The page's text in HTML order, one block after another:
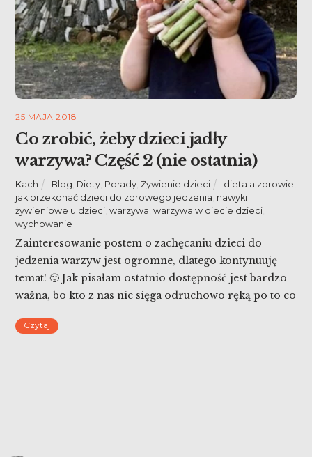
25 MAJA 2018
Co zrobić, żeby dzieci jadły
warzywa? Część 2 (nie ostatnia)
Kach Blog Diety Porady ,Żywienie dzieci dieta a zdrowie
jak przekonać dzieci do zdrowego jedzenia nawyki
żywieniowe u dzieci ,warzywa ,warzywa w diecie dzieci
wychowanie
Zainteresowanie postem o zachęcaniu dzieci do
jedzenia warzyw jest ogromne, dlatego kontynuuję
temat! 🙂 Jak pisałam ostatnio dostępność jest bardzo
ważna, bo kto z nas nie sięga odruchowo ręką po to co
kalarepka, to schrupię kalarepkę. Czy jest jeszcze coś,
Czytaj